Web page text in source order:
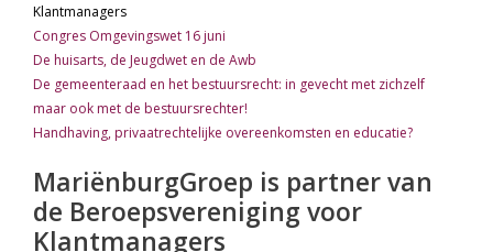
Klantmanagers
Congres Omgevingswet 16 juni
De huisarts, de Jeugdwet en de Awb
De gemeenteraad en het bestuursrecht: in gevecht met zichzelf
maar ook met de bestuursrechter!
Handhaving, privaatrechtelijke overeenkomsten en educatie?
MariënburgGroep is partner van
de Beroepsvereniging voor
Klantmanagers